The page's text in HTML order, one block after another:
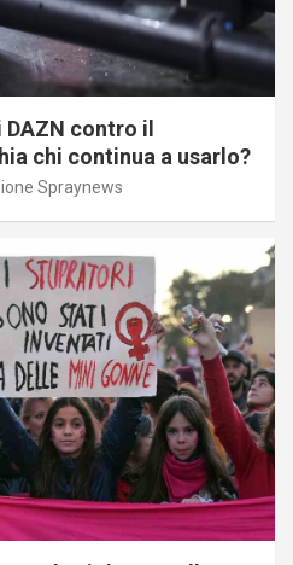
contro il
chi continua a usarlo?
Spraynews